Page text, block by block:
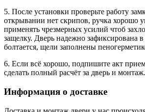
5. После установки проверьте работу
открывании нет скрипов, ручка хорошо
применять чрезмерных усилий чтоб
защелку. Дверь надежно зафиксирована
болтается, щели заполнены
6. Если всё хорошо, подпишите акт
сделать полный расчёт за дверь и монтаж.
Информация о доставке